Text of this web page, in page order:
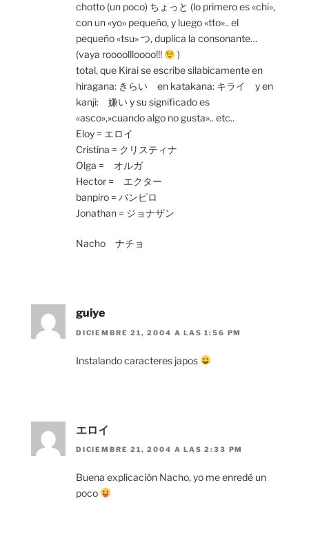
chotto (un poco) ちょっと (lo primero es «chi»,
con un «yo» pequeño, y luego «tto».. el
pequeño «tsu» つ, duplica la consonante…
(vaya roooollloooo!!!
)
total, que Kirai se escribe silabicamente en
hiragana: きらい en katakana: キライ y en
kanji: 嫌い y su significado es
«asco»,»cuando algo no gusta».. etc..
Eloy = エロイ
Cristina = クリスティナ
Olga = オルガ
Hector = エクター
banpiro = バンピロ
Jonathan = ジョナザン
Nacho ナチョ
guiye
DICIEMBRE 21, 2004 A LAS 1:56 PM
Instalando caracteres japos
エロイ
DICIEMBRE 21, 2004 A LAS 2:33 PM
Buena explicación Nacho, yo me enredé un
poco